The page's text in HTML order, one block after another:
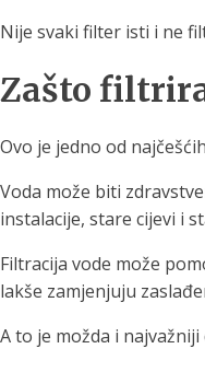
Nije svaki filter isti i ne
Zašto
Ovo je jedno od
Voda može biti
instalacije, stare cijevi i
Filtracija vode može
lakše zamjenjuju
A to je možda i